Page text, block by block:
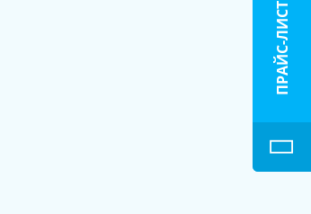
ПРАЙС-ЛИСТ